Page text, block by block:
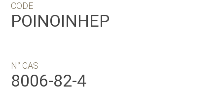
CODE
POINOINHEP
N° CAS
8006-82-4